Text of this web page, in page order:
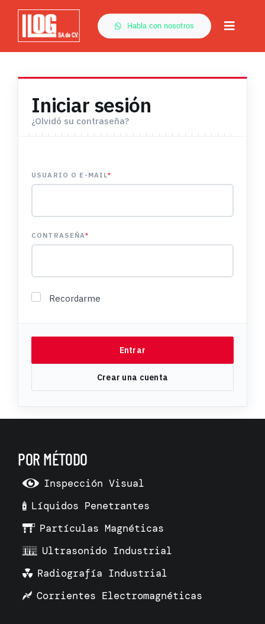
Saltar
contenido
Habla con nosotros
Toggle
Capacitación
Servicios
Iniciar sesión
¿Olvidó su contraseña?
USUARIO O E-MAIL*
CONTRASEÑA*
Recordarme
POR MÉTODO
Inspección Visual
Líquidos Penetrantes
Partículas Magnéticas
Ultrasonido Industrial
Radiografía Industrial
Corrientes Electromagnéticas